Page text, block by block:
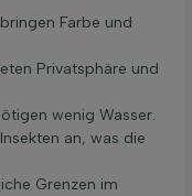
Farbe und
Privatsphäre und
wenig Wasser.
an, was die
Grenzen im